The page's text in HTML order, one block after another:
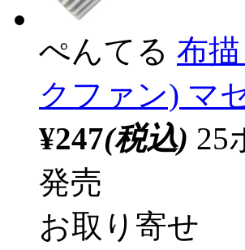
ぺんてる 布
クファン) マ
¥247(税込) 25
発売
お取り寄せ